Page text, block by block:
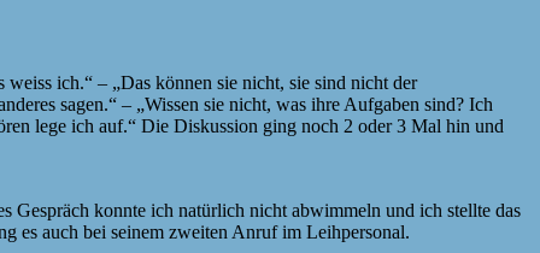
ich.“ – „Das können sie nicht, sie sind nicht der
sagen.“ – „Wissen sie nicht, was ihre Aufgaben sind? Ich
lege ich auf.“ Die Diskussion ging noch 2 oder 3 Mal hin und
Gespräch konnte ich natürlich nicht abwimmeln und ich stellte das
es auch bei seinem zweiten Anruf im Leihpersonal.